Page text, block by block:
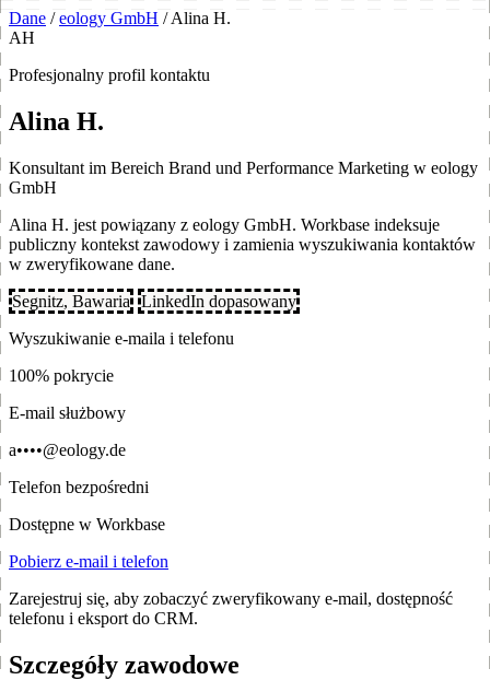
Dane / eology GmbH / Alina H.
AH
Profesjonalny profil kontaktu
Alina H.
Konsultant im Bereich Brand und Performance Marketing w eology
GmbH
Alina H. jest powiązany z eology GmbH. Workbase indeksuje
publiczny kontekst zawodowy i zamienia wyszukiwania kontaktów
w zweryfikowane dane.
Segnitz, Bawaria
LinkedIn dopasowany
Wyszukiwanie e-maila i telefonu
100% pokrycie
E-mail służbowy
a••••@eology.de
Telefon bezpośredni
Dostępne w Workbase
Pobierz e-mail i telefon
Zarejestruj się, aby zobaczyć zweryfikowany e-mail, dostępność
telefonu i eksport do CRM.
Szczegóły zawodowe